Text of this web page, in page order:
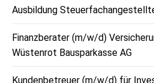
Ausbildung
Finanzberater (m/w/d)
Wüstenrot Bausparkasse AG
Kundenbetreuer (m/w/d) für